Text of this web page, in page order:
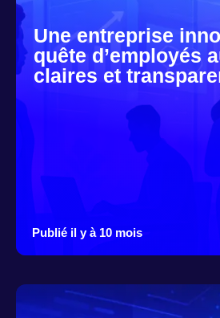
Une entreprise
quête d’employés
claires et
Publié il y à 10 mois